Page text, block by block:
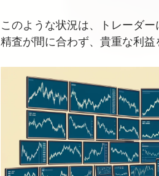
このような状況は、トレーダ
精査が間に合わず、貴重な利益